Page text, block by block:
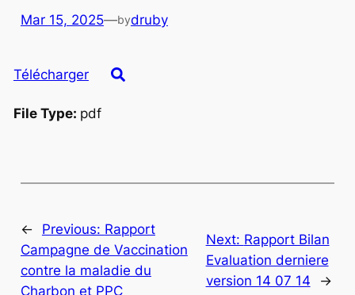
Mar 15, 2025—bydruby
Télécharger
File Type: pdf
← Previous: Rapport
Campagne de Vaccination
contre la maladie du
Charbon et PPC
Next: Rapport Bilan
Evaluation derniere
version 14 07 14
→